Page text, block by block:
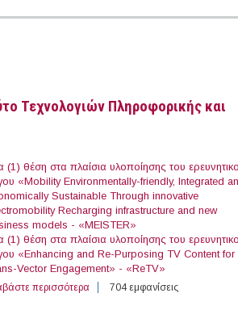
Τεχνολογιών Πληροφορικής και
(1) θέση στα πλαίσια υλοποίησης του
«Mobility Environmentally-friendly, Integrated
Sustainable Through innovative
Recharging infrastructure and new
models - «MEISTER»
(1) θέση στα πλαίσια υλοποίησης του
«Enhancing and Re-Purposing TV Content for
Vector Engagement» - «ReTV»
περισσότερα για 7 άτομα με Σύμβαση
704 εμφανίσεις